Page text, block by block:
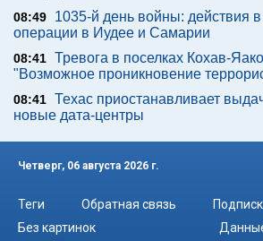
08:49
1035-й день войны: действия
операции в Иудее и Самарии
08:41 Тревога в поселках Кохав-
"Возможное проникновение
08:41 Техас приостанавливает
новые дата-центры
Четверг, 06 августа 2026 г.
Теги Обратная связь
Без картинок